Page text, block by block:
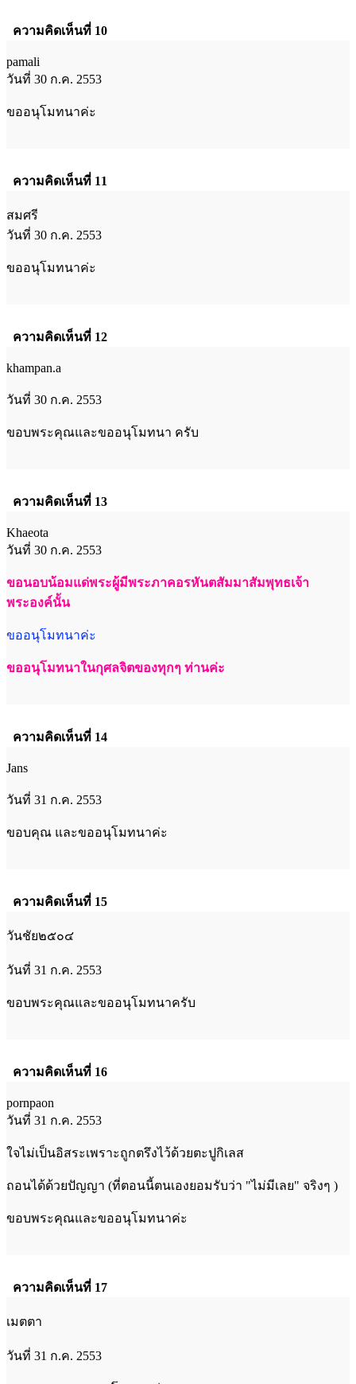
ความคิดเห็นที่ 10
pamali
วันที่ 30 ก.ค. 2553
ขออนุโมทนาค่ะ
ความคิดเห็นที่ 11
สมศรี
วันที่ 30 ก.ค. 2553
ขออนุโมทนาค่ะ
ความคิดเห็นที่ 12
khampan.a
วันที่ 30 ก.ค. 2553
ขอบพระคุณและขออนุโมทนา ครับ
ความคิดเห็นที่ 13
Khaeota
วันที่ 30 ก.ค. 2553
ขอนอบน้อมแด่พระผู้มีพระภาคอรหันตสัมมาสัมพุทธเจ้า
พระองค์นั้น
ขออนุโมทนาค่ะ
ขออนุโมทนาในกุศลจิตของทุกๆ ท่านค่ะ
ความคิดเห็นที่ 14
Jans
วันที่ 31 ก.ค. 2553
ขอบคุณ และขออนุโมทนาค่ะ
ความคิดเห็นที่ 15
วันชัย๒๕๐๔
วันที่ 31 ก.ค. 2553
ขอบพระคุณและขออนุโมทนาครับ
ความคิดเห็นที่ 16
pornpaon
วันที่ 31 ก.ค. 2553
ใจไม่เป็นอิสระเพราะถูกตรึงไว้ด้วยตะปูกิเลส
ถอนได้ด้วยปัญญา (ที่ตอนนี้ตนเองยอมรับว่า "ไม่มีเลย" จริงๆ )
ขอบพระคุณและขออนุโมทนาค่ะ
ความคิดเห็นที่ 17
เมตตา
วันที่ 31 ก.ค. 2553